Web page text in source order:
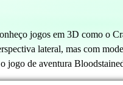
jogos em 3D como o
lateral, mas com
jogo de aventura